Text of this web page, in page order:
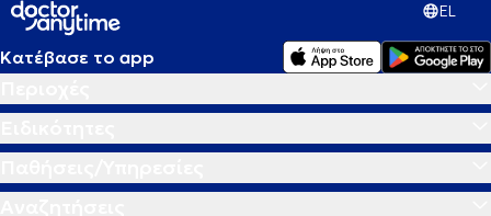
EL
Κατέβασε το app